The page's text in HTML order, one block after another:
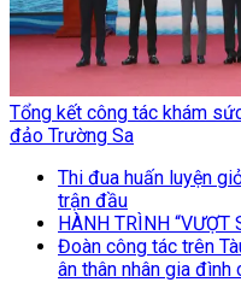
Tổng kết công tác khám
đảo Trường Sa
Thi đua huấn luyện
trận đầu
HÀNH TRÌNH “VƯỢT
Đoàn công tác trên
ân thân nhân gia đình